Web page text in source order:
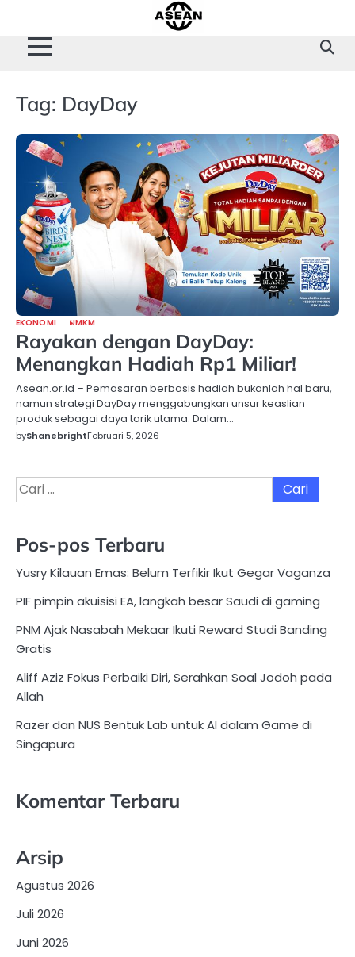
content
Tag: DayDay
EKONOMI UMKM
Rayakan dengan DayDay:
Menangkan Hadiah Rp1 Miliar!
Asean.or.id – Pemasaran berbasis hadiah bukanlah hal baru,
namun strategi DayDay menggabungkan unsur keaslian
produk sebagai daya tarik utama. Dalam…
byShanebrightFebruari 5, 2026
Cari
untuk:
Pos-pos Terbaru
Yusry Kilauan Emas: Belum Terfikir Ikut Gegar Vaganza
PIF pimpin akuisisi EA, langkah besar Saudi di gaming
PNM Ajak Nasabah Mekaar Ikuti Reward Studi Banding
Gratis
Aliff Aziz Fokus Perbaiki Diri, Serahkan Soal Jodoh pada
Allah
Razer dan NUS Bentuk Lab untuk AI dalam Game di
Singapura
Komentar Terbaru
Arsip
Agustus 2026
Juli 2026
Juni 2026